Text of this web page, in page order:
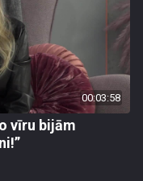
00:03:58
vīru bijām